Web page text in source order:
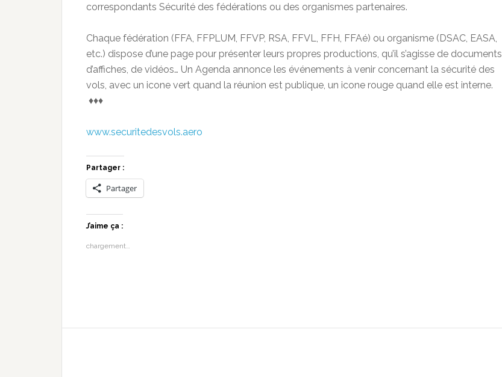
correspondants Sécurité des fédérations ou des organismes partenaires.
Chaque fédération (FFA, FFPLUM, FFVP, RSA, FFVL, FFH, FFAé) ou organisme (DSAC, EASA,
etc.) dispose d’une page pour présenter leurs propres productions, qu’il s’agisse de documents,
d’affiches, de vidéos… Un Agenda annonce les événements à venir concernant la sécurité des
vols, avec un icone vert quand la réunion est publique, un icone rouge quand elle est interne.
♦♦♦
www.securitedesvols.aero
Partager :
Partager
J’aime ça :
chargement…